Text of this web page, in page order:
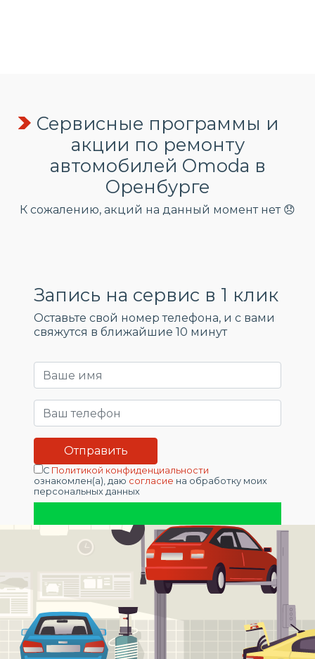
Сервисные программы и
акции по ремонту
автомобилей Omoda в
Оренбурге
К сожалению, акций на данный момент нет 😞
Запись на сервис в 1 клик
Оставьте свой номер телефона, и c вами
свяжутся в ближайшие 10 минут
С Политикой конфиденциальности
ознакомлен(а), даю согласие на обработку моих
персональных данных